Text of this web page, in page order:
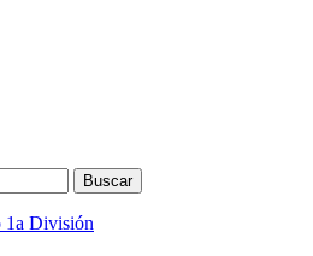
1a División